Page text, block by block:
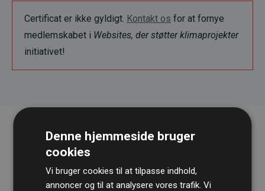
Certificat er ikke gyldigt. Kontakt os for at fornye
medlemskabet i Websites, der støtter klimaprojekter
initiativet!
Denne hjemmeside bruger
cookies
Vi bruger cookies til at tilpasse indhold,
annoncer og til at analysere vores trafik. Vi